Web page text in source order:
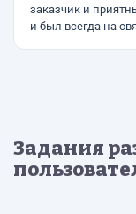
заказчик и
и был всегда на
Задания